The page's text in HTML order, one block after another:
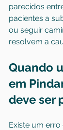
parecidos
pacientes a
ou seguir
resolvem a
Quando
em
deve ser
Existe um